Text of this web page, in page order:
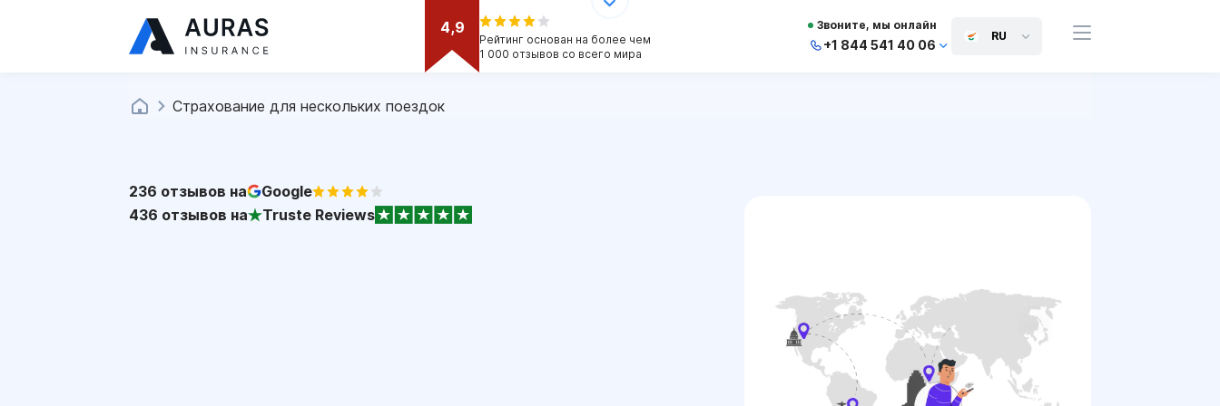
4,9
Рейтинг основан на более чем
1 000 отзывов со всего мира
Звоните, мы онлайн
+1 844 541 40 06
RU
Страхование для нескольких поездок
236 отзывов на
Google
436 отзывов на Truste Reviews